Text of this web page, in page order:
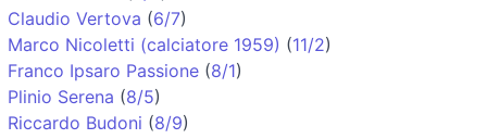
Claudio Vertova (6/7)
Marco Nicoletti (calciatore 1959) (11/2)
Franco Ipsaro Passione (8/1)
Plinio Serena (8/5)
Riccardo Budoni (8/9)